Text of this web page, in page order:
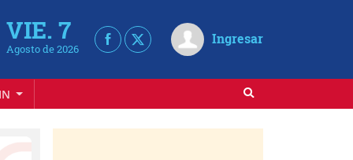
VIE. 7
Agosto de 2026
Ingresar